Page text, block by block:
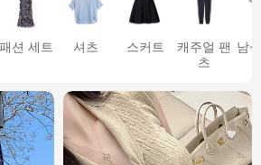
패션 세트 셔츠 스커트
캐주얼 팬
츠
남